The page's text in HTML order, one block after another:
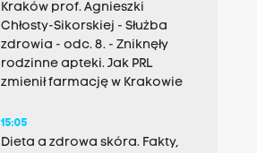
Kraków prof. Agnieszki
Chłosty-Sikorskiej - Służba
zdrowia - odc. 8. - Zniknęły
rodzinne apteki. Jak PRL
zmienił farmację w Krakowie
15:05
Dieta a zdrowa skóra. Fakty,